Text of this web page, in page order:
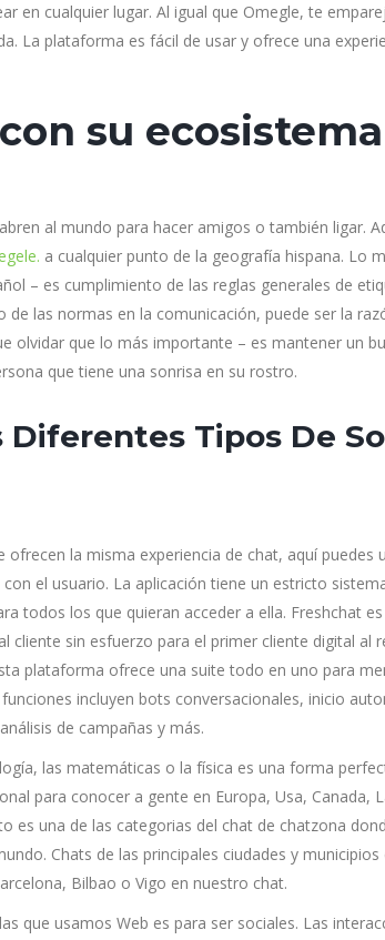
en cualquier lugar. Al igual que Omegle, te
La plataforma es fácil de usar y ofrece una
su
al mundo para hacer amigos o también ligar.
a cualquier punto de la geografía hispana. Lo
– es cumplimiento de las reglas generales de
de las normas en la comunicación, puede ser la
olvidar que lo más importante – es mantener un
que tiene una sonrisa en su rostro.
Diferentes Tipos De
la misma experiencia de chat, aquí puedes
el usuario. La aplicación tiene un estricto
todos los que quieran acceder a ella. Freshchat
cliente sin esfuerzo para el primer cliente digital al
plataforma ofrece una suite todo en uno para
incluyen bots conversacionales, inicio
de campañas y más.
las matemáticas o la física es una forma
para conocer a gente en Europa, Usa, Canada,
es una de las categorias del chat de chatzona
Chats de las principales ciudades y
Bilbao o Vigo en nuestro chat.
que usamos Web es para ser sociales. Las